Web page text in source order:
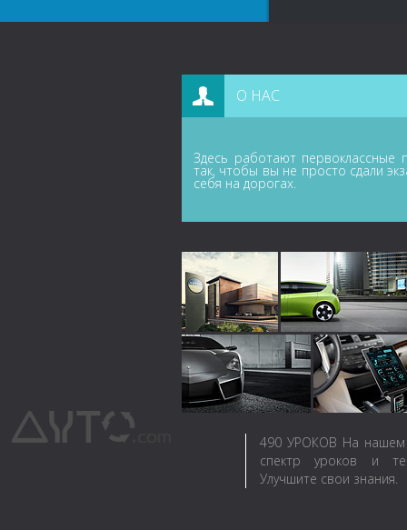
О НАС
Здесь работают первоклассные
так, чтобы вы не просто сдали
себя на дорогах.
490 УРОКОВ На нашем
спектр уроков и
Улучшите свои знания.